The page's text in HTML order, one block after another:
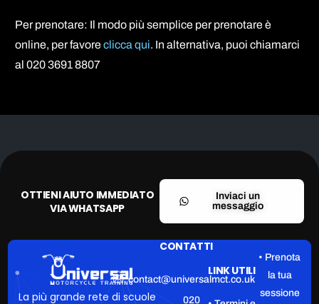
Per prenotare: Il modo più semplice per prenotare è
online, per favoreclicca qui. In alternativa, puoi chiamarci
al 020 3691 8807
OTTIENI AIUTO IMMEDIATO
VIA WHATSAPP
Inviaci un
messaggio
La più grande rete di scuole
CONTATTI
contact@universalmct.co.uk
020
LINK UTILI
• Prenota
la tua
sessione